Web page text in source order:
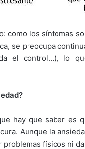
como los síntomas
se preocupa
el control…), lo
hay que saber es
Aunque la
problemas físicos ni